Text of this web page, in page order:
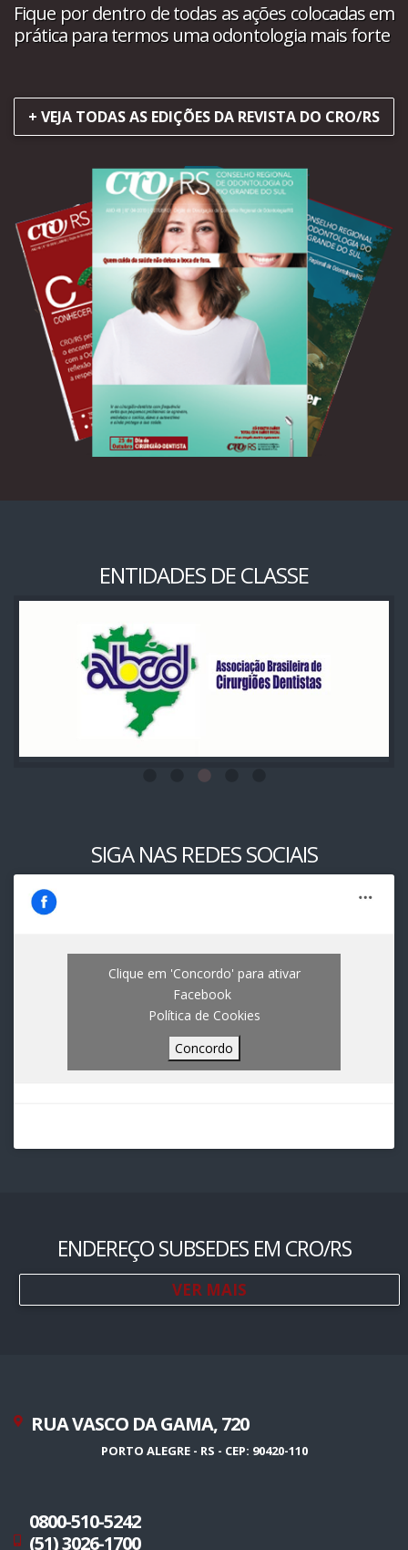
Fique por dentro de todas as ações colocadas em
prática para termos uma odontologia mais forte
+ VEJA TODAS AS EDIÇÕES DA REVISTA DO CRO/RS
ENTIDADES DE CLASSE
SIGA NAS REDES SOCIAIS
Clique em 'Concordo' para ativar
Facebook
Política de Cookies
Concordo
ENDEREÇO SUBSEDES EM CRO/RS
VER MAIS
RUA VASCO DA GAMA, 720
PORTO ALEGRE - RS - CEP: 90420-110
0800-510-5242
(51) 3026-1700